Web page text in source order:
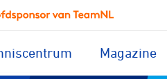
Magazine